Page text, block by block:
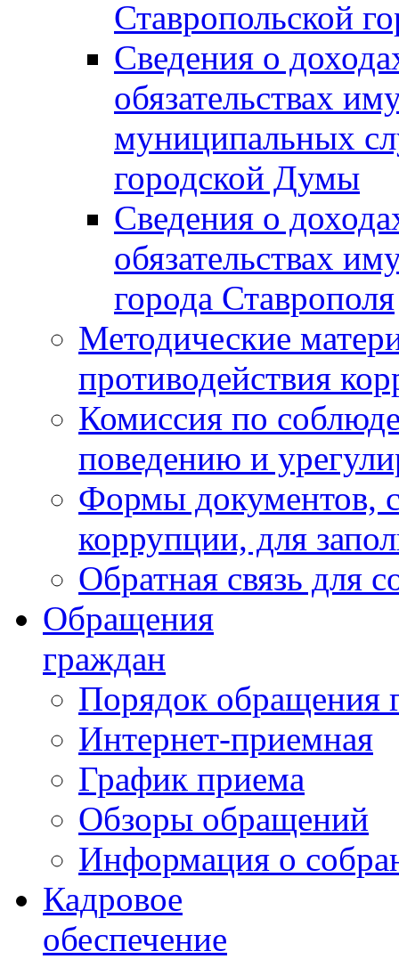
Ставропольской
Сведения о
обязательствах
муниципальных
городской Думы
Сведения о
обязательствах
города Ставрополя
Методические
противодействия
Комиссия по
поведению и
Формы документов,
коррупции, для
Обратная связь для
Обращения
граждан
Порядок обращения
Интернет-приемная
График приема
Обзоры обращений
Информация о
Кадровое
обеспечение